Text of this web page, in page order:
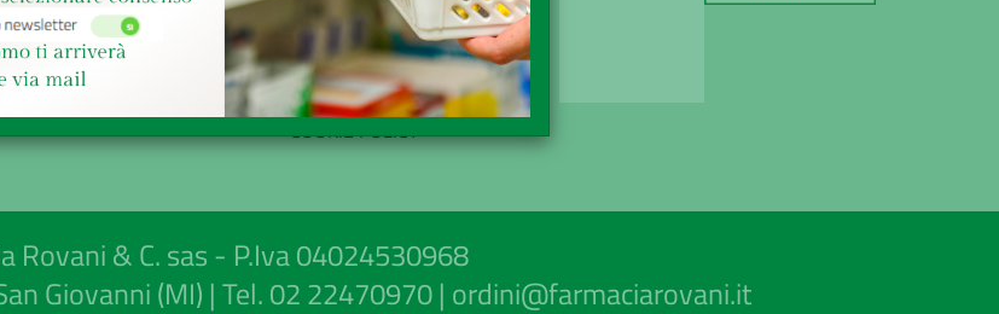
ALLA
MODALITÀ DI PAGAMENTO
CONDIZIONI DI VENDITA
INFORMATIVA PRIVACY
COOKIE POLICY
Rovani & C. sas - P.Iva 04024530968
Giovanni (MI) | Tel.02 22470970| ordini@farmaciarovani.it